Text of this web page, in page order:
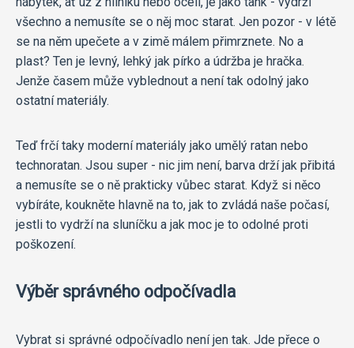
všechno a nemusíte se o něj moc starat. Jen pozor - v létě
se na něm upečete a v zimě málem přimrznete. No a
plast? Ten je levný, lehký jak pírko a údržba je hračka.
Jenže časem může vyblednout a není tak odolný jako
ostatní materiály.
Teď frčí taky moderní materiály jako umělý ratan nebo
technoratan. Jsou super - nic jim není, barva drží jak přibitá
a nemusíte se o ně prakticky vůbec starat. Když si něco
vybíráte, koukněte hlavně na to, jak to zvládá naše počasí,
jestli to vydrží na sluníčku a jak moc je to odolné proti
poškození.
Výběr správného odpočívadla
Vybrat si správné odpočívadlo není jen tak. Jde přece o